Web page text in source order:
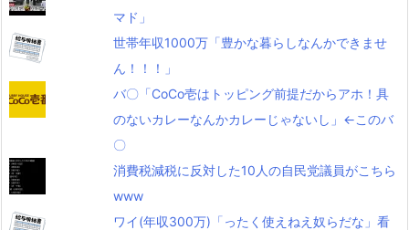
マド」
世帯年収1000万「豊かな暮らしなんかできませ
ん！！！」
バ〇「CoCo壱はトッピング前提だからアホ！具
のないカレーなんかカレーじゃないし」←このバ
〇
消費税減税に反対した10人の自民党議員がこちら
www
ワイ(年収300万)「ったく使えねえ奴らだな」看